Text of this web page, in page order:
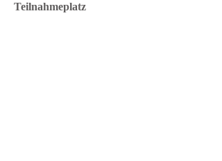
Teilnahmeplatz